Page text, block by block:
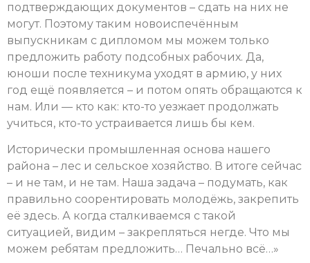
подтверждающих документов – сдать на них не
могут. Поэтому таким новоиспечённым
выпускникам с дипломом мы можем только
предложить работу подсобных рабочих. Да,
юноши после техникума уходят в армию, у них
год ещё появляется – и потом опять обращаются к
нам. Или — кто как: кто-то уезжает продолжать
учиться, кто-то устраивается лишь бы кем.
Исторически промышленная основа нашего
района – лес и сельское хозяйство. В итоге сейчас
– и не там, и не там. Наша задача – подумать, как
правильно соорентировать молодёжь, закрепить
её здесь. А когда сталкиваемся с такой
ситуацией, видим – закрепляться негде. Что мы
можем ребятам предложить… Печально всё…»